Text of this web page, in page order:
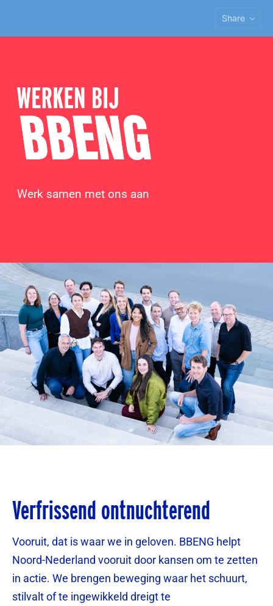
Share
Werk samen met ons aan
Verfrissend ontnuchterend
Vooruit, dat is waar we in geloven. BBENG helpt
Noord-Nederland vooruit door kansen om te zetten
in actie. We brengen beweging waar het schuurt,
stilvalt of te ingewikkeld dreigt te